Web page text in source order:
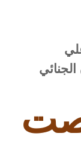
الجنائي